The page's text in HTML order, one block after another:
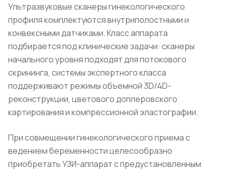
Ультразвуковые сканеры гинекологического
профиля комплектуются внутриполостными и
конвексными датчиками. Класс аппарата
подбирается под клинические задачи: сканеры
начального уровня подходят для потокового
скрининга, системы экспертного класса
поддерживают режимы объемной 3D/4D-
реконструкции, цветового доплеровского
картирования и компрессионной эластографии.
При совмещении гинекологического приема с
ведением беременности целесообразно
приобретать УЗИ-аппарат с предустановленным